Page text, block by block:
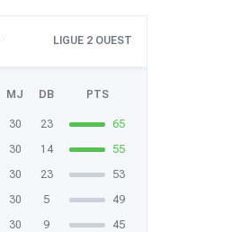
LIGUE 2 OUEST
MJ DB PTS
30 23
65
30 14
55
30 23
53
30 5
49
30 9 45